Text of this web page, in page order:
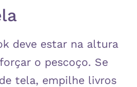
deve estar na altura
o pescoço. Se
tela, empilhe livros